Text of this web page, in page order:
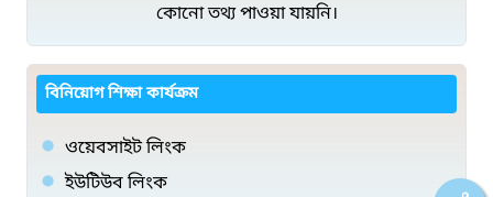
কোনো তথ্য পাওয়া যায়নি।
বিনিয়োগ শিক্ষা কার্যক্রম
ওয়েবসাইট লিংক
ইউটিউব লিংক